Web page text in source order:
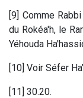
[9] Comme
du Rokéa'h, le
Yéhouda
[10] Voir Séfer
[11] 30.20.